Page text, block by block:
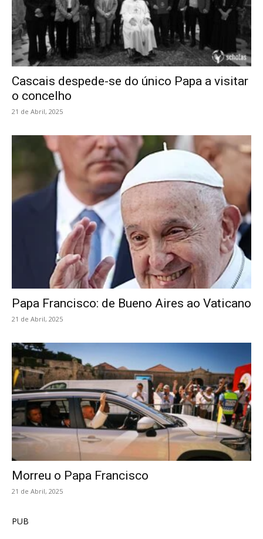
Cascais despede-se do único Papa a visitar
o concelho
21 de Abril, 2025
Papa Francisco: de Bueno Aires ao Vaticano
21 de Abril, 2025
Morreu o Papa Francisco
21 de Abril, 2025
PUB